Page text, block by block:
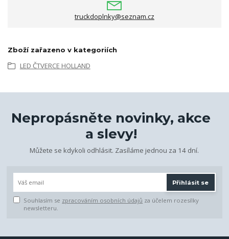
truckdoplnky@seznam.cz
Zboží zařazeno v kategoriích
LED ČTVERCE HOLLAND
Nepropásněte novinky, akce
a slevy!
Můžete se kdykoli odhlásit. Zasíláme jednou za 14 dní.
Přihlásit se
Souhlasím se zpracováním osobních údajů za účelem rozesílky
newsletteru.